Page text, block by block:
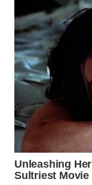
WN
SURABAYA
WN
NATUNA
WN
BINTAN
MANDALIKA